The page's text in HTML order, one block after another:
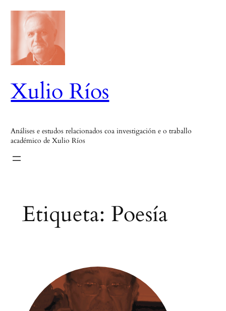
Saltar
contido
Xulio Ríos
Análises e estudos relacionados coa investigación e o traballo
académico de Xulio Ríos
Etiqueta: Poesía